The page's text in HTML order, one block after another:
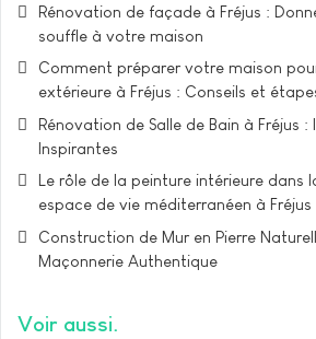
Rénovation de façade à Fréjus :
souffle à votre maison
Comment préparer votre maison
extérieure à Fréjus : Conseils et
Rénovation de Salle de Bain à Fréjus
Inspirantes
Le rôle de la peinture intérieure dans
espace de vie méditerranéen à Fréjus
Construction de Mur en Pierre
Maçonnerie Authentique
Voir aussi